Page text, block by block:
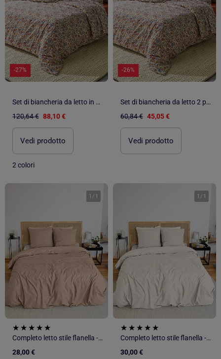
-27%
Set di biancheria da letto in flanella di cotone floreale con federe
120,64 € 88,10 €
Vedi prodotto
2 colori
-26%
Set di biancheria da letto 2 pezzi in flanella di cotone floreale + fodera per cuscino
60,84 € 45,05 €
Vedi prodotto
1 / 1
Completo letto stile flanella - 2 piazze
28,00 €
1 / 1
Completo letto stile flanella - 2 piazze
30,00 €